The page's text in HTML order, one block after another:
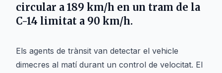
circular a 189 km/h en un tram de la
C-14 limitat a 90 km/h.
Els agents de trànsit van detectar el vehicle
dimecres al matí durant un control de velocitat. El